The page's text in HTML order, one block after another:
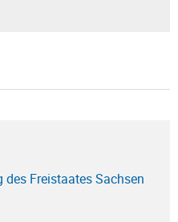
Freistaates Sachsen